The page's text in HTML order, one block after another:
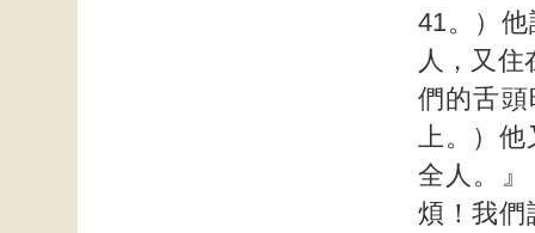
41。）
人，又住
們的舌
上。）他
全人。
煩！我們